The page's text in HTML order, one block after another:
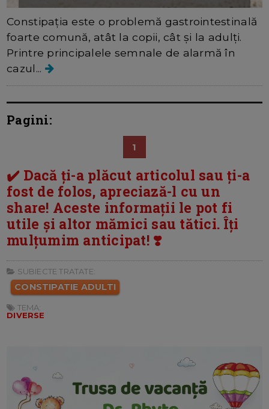
Constipația este o problemă gastrointestinală
foarte comună, atât la copii, cât și la adulți.
Printre principalele semnale de alarmă în
cazul...
Pagini:
1
✔️ Dacă ți-a plăcut articolul sau ți-a
fost de folos, apreciază-l cu un
share! Aceste informații le pot fi
utile și altor mămici sau tătici. Îți
mulțumim anticipat! ❣️
SUBIECTE TRATATE:
CONSTIPATIE ADULTI
TEMA:
DIVERSE